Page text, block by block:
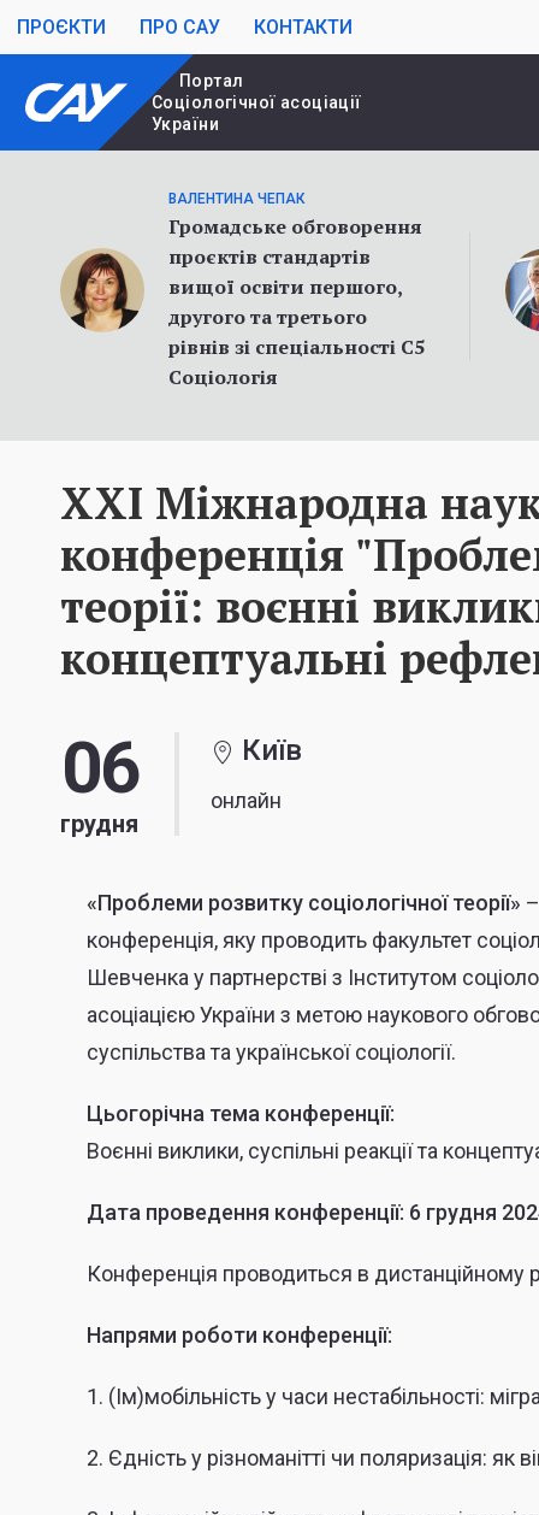
ПРОЄКТИ ПРО САУ КОНТАКТИ
Портал
Cоціологічної асоціації
України
ВАЛЕНТИНА ЧЕПАК
Громадське обговорення
проєктів стандартів
вищої освіти першого,
другого та третього
рівнів зі спеціальності С5
Соціологія
XXI Міжнародна
конференція
теорії: воєнні
концептуальні
06
грудня
Київ
онлайн
«Проблеми розвитку соціологічної теорії»
конференція, яку проводить факультет
Шевченка у партнерстві з Інститутом
асоціацією України з метою наукового
суспільства та української соціології.
Цьогорічна тема конференції:
Воєнні виклики, суспільні реакції та
Дата проведення конференції: 6 грудня
Конференція проводиться в
Напрями роботи конференції:
1. (Ім)мобільність у часи нестабільності:
2. Єдність у різноманітті чи поляризація: як